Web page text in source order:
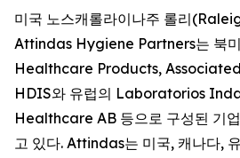
미국 노스캐롤라이나주 롤리
Attindas Hygiene Partners는 북
Healthcare Products,
HDIS와 유럽의 Laboratorios
Healthcare AB 등으로 구성된 기
고 있다. Attindas는 미국, 캐나다,